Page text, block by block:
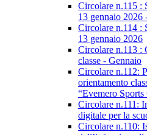
Circolare n.115 :
13 gennaio 2026
Circolare n.114 :
13 gennaio 2026
Circolare n.113 :
classe - Gennaio
Circolare n.112:
orientamento
“Evemero
Circolare n.111:
digitale per la
Circolare n.110: